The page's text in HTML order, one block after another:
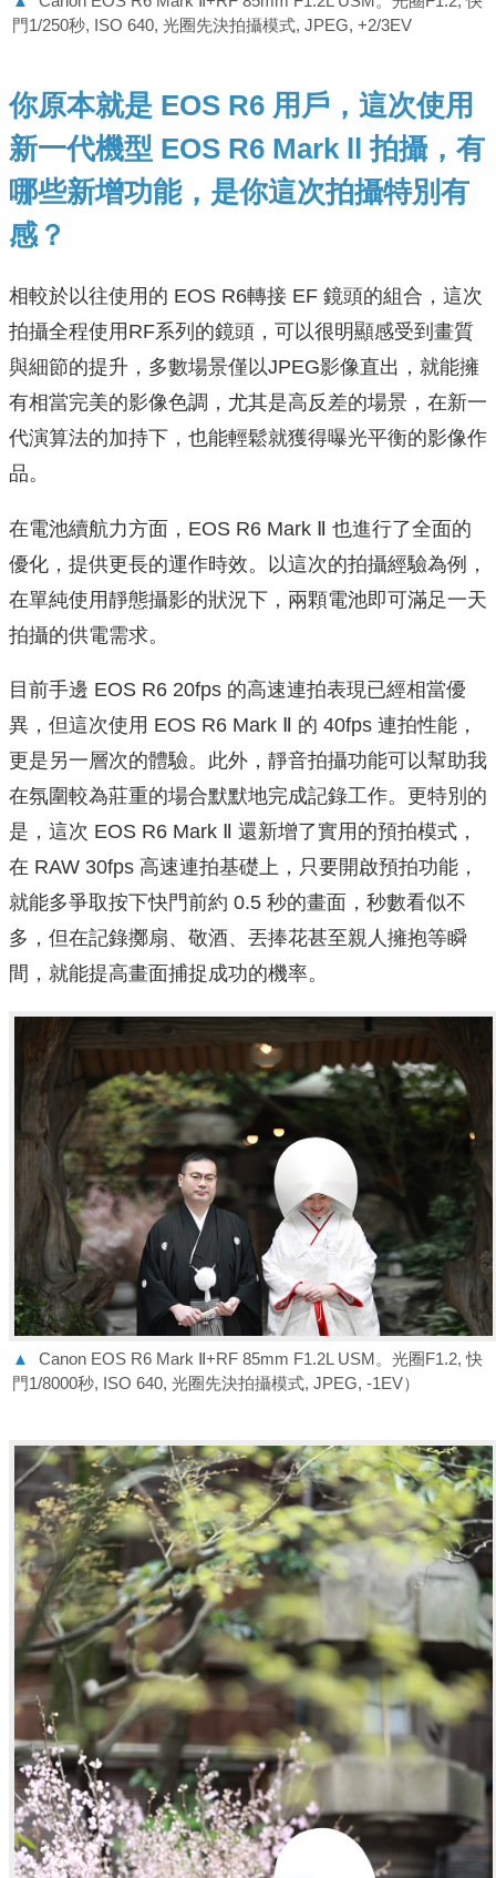
門1/250秒, ISO 640, 光圈先決拍攝模式, JPEG, +2/3EV
你原本就是 EOS R6 用戶，這次使用
新一代機型 EOS R6 Mark ll 拍攝，有
哪些新增功能，是你這次拍攝特別有
感？
相較於以往使用的 EOS R6轉接 EF 鏡頭的組合，這次
拍攝全程使用RF系列的鏡頭，可以很明顯感受到畫質
與細節的提升，多數場景僅以JPEG影像直出，就能擁
有相當完美的影像色調，尤其是高反差的場景，在新一
代演算法的加持下，也能輕鬆就獲得曝光平衡的影像作
品。
在電池續航力方面，EOS R6 Mark Ⅱ 也進行了全面的
優化，提供更長的運作時效。以這次的拍攝經驗為例，
在單純使用靜態攝影的狀況下，兩顆電池即可滿足一天
拍攝的供電需求。
目前手邊 EOS R6 20fps 的高速連拍表現已經相當優
異，但這次使用 EOS R6 Mark Ⅱ 的 40fps 連拍性能，
更是另一層次的體驗。此外，靜音拍攝功能可以幫助我
在氛圍較為莊重的場合默默地完成記錄工作。更特別的
是，這次 EOS R6 Mark Ⅱ 還新增了實用的預拍模式，
在 RAW 30fps 高速連拍基礎上，只要開啟預拍功能，
就能多爭取按下快門前約 0.5 秒的畫面，秒數看似不
多，但在記錄擲扇、敬酒、丟捧花甚至親人擁抱等瞬
間，就能提高畫面捕捉成功的機率。
▲
Canon EOS R6 Mark Ⅱ+RF 85mm F1.2L USM。光圈F1.2, 快
門1/8000秒, ISO 640, 光圈先決拍攝模式, JPEG, -1EV）